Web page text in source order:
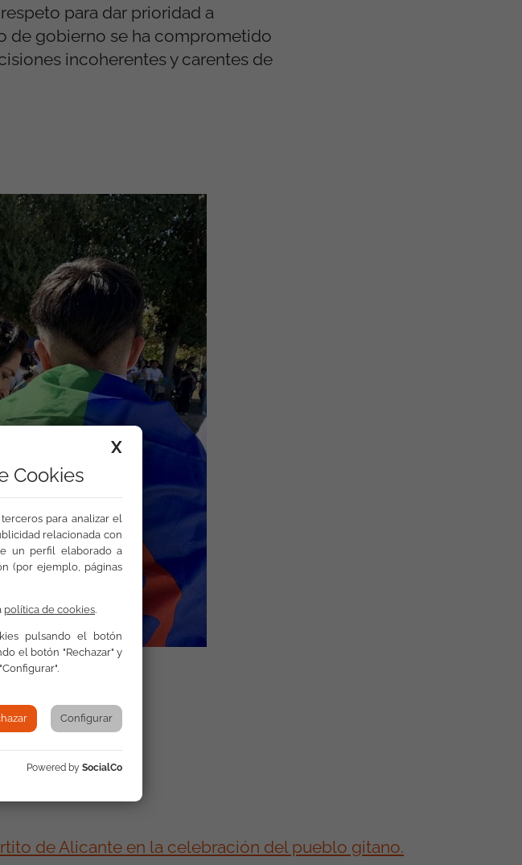
para dar prioridad a
de gobierno se ha comprometido
incoherentes y carentes de
de Alicante en la celebración del pueblo gitano.
X
Cookies
para analizar el
relacionada con
un perfil elaborado a
(por ejemplo, páginas
política de cookies.
pulsando el botón
el botón "Rechazar" y
Configurar
Powered by SocialCo